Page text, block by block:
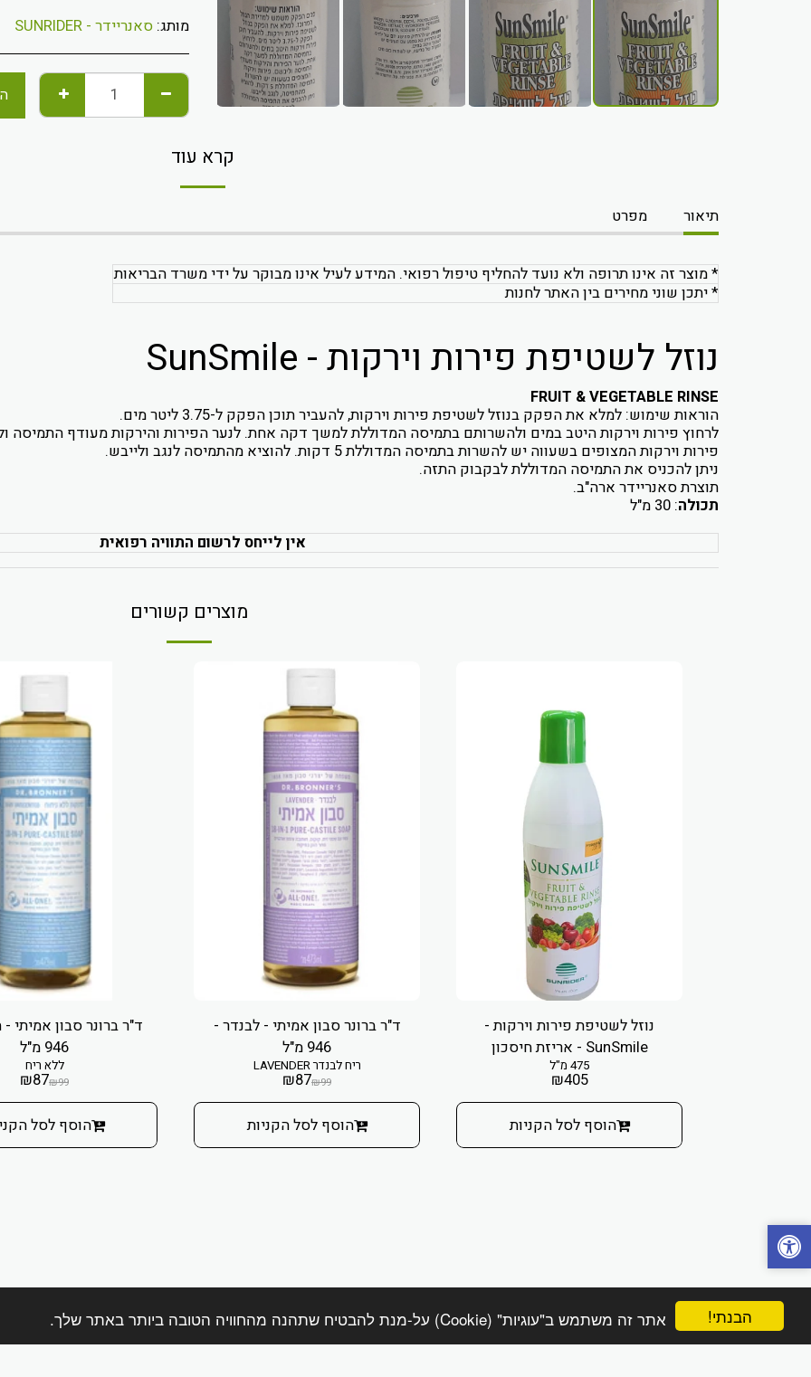
הבנתי! אתר זה משתמש ב"עוגיות" (Cookie) על-מנת להבטיח שתהנה מהחוויה הטובה ביותר באתר שלך.
מותג: סאנריידר - SUNRIDER
קרא עוד
תיאור מפרט
* מוצר זה אינו תרופה ולא נועד להחליף טיפול רפואי. המידע לעיל אינו מבוקר על ידי משרד הבריאות
* יתכן שוני מחירים בין האתר לחנות
נוזל לשטיפת פירות וירקות - SunSmile
FRUIT & VEGETABLE RINSE
הוראות שימוש: למלא את הפקק בנוזל לשטיפת פירות וירקות, להעביר תוכן הפקק ל-3.75 ליטר מים.
לרחוץ פירות וירקות היטב במים ולהשרותם בתמיסה המדוללת למשך דקה אחת. לנער הפירות והירקות מעודף התמיסה
פירות וירקות המצופים בשעווה יש להשרות בתמיסה המדוללת 5 דקות. להוציא מהתמיסה לנגב ולייבש.
ניתן להכניס את התמיסה המדוללת לבקבוק התזה.
תוצרת סאנריידר ארה"ב.
תכולה: 30 מ"ל
אין לייחס לרשום התוויה רפואית
מוצרים קשורים
נוזל לשטיפת פירות וירקות -
SunSmile - אריזת חיסכון
475 מ"ל
₪405
הוסף לסל הקניות
ד"ר ברונר סבון אמיתי - לבנדר -
946 מ"ל
ריח לבנדר LAVENDER
₪99
₪87
הוסף לסל הקניות
ד"ר ברונר סבון אמיתי -
946 מ"ל
ללא ריח
₪99
₪87
הוסף לסל